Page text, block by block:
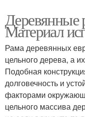
Материал
Рама деревянных
цельного дерева, а
Подобная
долговечность и
факторами
цельного массива